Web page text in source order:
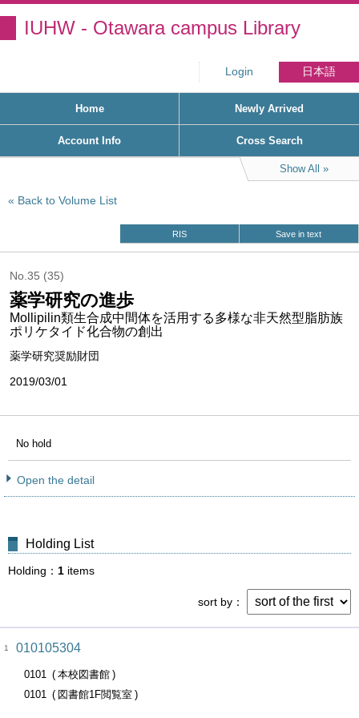
IUHW - Otawara campus Library
Login 日本語
Home Newly Arrived
Account Info Cross Search
Show All
Back to Volume List
RIS Save in text
No.35 (35)
薬学研究の進歩
Mollipilin類生合成中間体を活用する多様な非天然型脂肪族
ポリケタイド化合物の創出
薬学研究奨励財団
2019/03/01
No hold
Open the detail
Holding List
Holding 1 items
sort by
1 010105304
0101
本校図書館
0101
図書館1F閲覧室